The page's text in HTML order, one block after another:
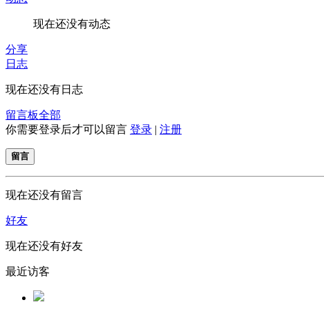
现在还没有动态
分享
日志
现在还没有日志
留言板全部
你需要登录后才可以留言 登录 | 注册
留言
现在还没有留言
好友
现在还没有好友
最近访客